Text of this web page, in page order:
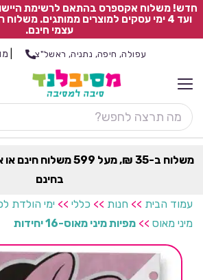
ועד 4 ימי עסקים למוצרים ממותגים.
עצמי חינם.
עפולה, חיפה, נתניה, ראשל"צ
משלוח ב-35 ₪, מעל 599
בחינם
עמוד הבית >> חנות >> כללי >> ימי הולדת
מיני מאוס >> מפיות מיני מאוס-16 יחידות